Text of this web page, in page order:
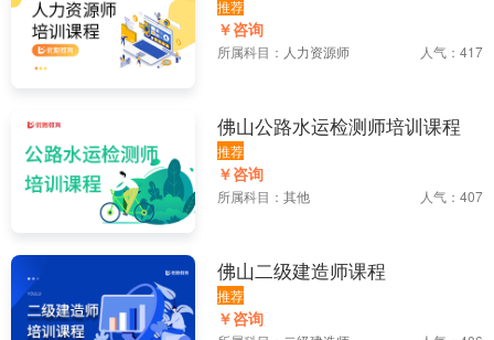
推荐
￥咨询
所属科目： 人力资源师 人气：417
佛山公路水运检测师培训课程
推荐
￥咨询
所属科目： 其他 人气：407
佛山二级建造师课程
推荐
￥咨询